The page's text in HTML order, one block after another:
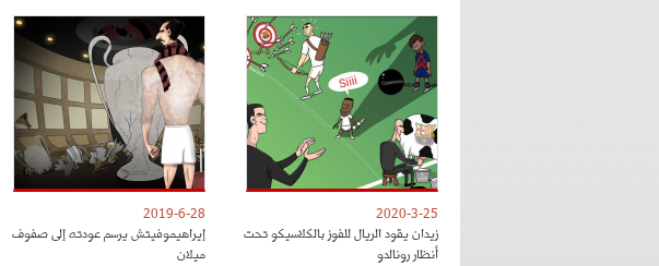
2020-3-25
زيدان يقود الريال للفوز بالكلاسيكو تحت
أنظار رونالدو
2019-6-28
إيراهيموفيتش يرسم عودته إلى صفوف
ميلان